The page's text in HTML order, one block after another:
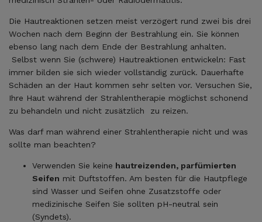
Die Hautreaktionen setzen meist verzögert rund zwei bis drei
Wochen nach dem Beginn der Bestrahlung ein. Sie können
ebenso lang nach dem Ende der Bestrahlung anhalten.
Selbst wenn Sie (schwere) Hautreaktionen entwickeln: Fast
immer bilden sie sich wieder vollständig zurück. Dauerhafte
Schäden an der Haut kommen sehr selten vor. Versuchen Sie,
Ihre Haut während der Strahlentherapie möglichst schonend
zu behandeln und nicht zusätzlich zu reizen.
Was darf man während einer Strahlentherapie nicht und was
sollte man beachten?
Verwenden Sie keine hautreizenden, parfümierten
Seifen mit Duftstoffen. Am besten für die Hautpflege
sind Wasser und Seifen ohne Zusatzstoffe oder
medizinische Seifen Sie sollten pH-neutral sein
(Syndets).